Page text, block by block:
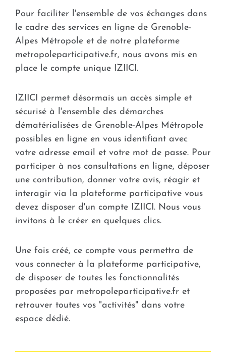
Pour faciliter l'ensemble de vos échanges dans
le cadre des services en ligne de Grenoble-
Alpes Métropole et de notre plateforme
metropoleparticipative.fr, nous avons mis en
place le compte unique IZIICI.
IZIICI permet désormais un accès simple et
sécurisé à l'ensemble des démarches
dématérialisées de Grenoble-Alpes Métropole
possibles en ligne en vous identifiant avec
votre adresse email et votre mot de passe. Pour
participer à nos consultations en ligne, déposer
une contribution, donner votre avis, réagir et
interagir via la plateforme participative vous
devez disposer d'un compte IZIICI. Nous vous
invitons à le créer en quelques clics.
Une fois créé, ce compte vous permettra de
vous connecter à la plateforme participative,
de disposer de toutes les fonctionnalités
proposées par metropoleparticipative.fr et
retrouver toutes vos "activités" dans votre
espace dédié.